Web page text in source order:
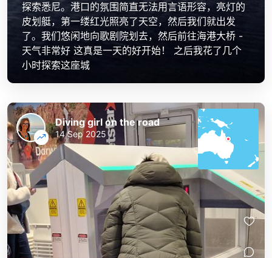
探索悉尼。港口的氛围简直无法用言语形容，亮灯的
皮划艇，第一缕红光照亮了天空，然后我们就出发
了。我们悠闲地向歌剧院划去，然后前往海港大桥 -
天气非常好 这真是一天的好开始！ 之后我花了几个
小时探索这座城
Diving girl on the road
14 Sep 2025